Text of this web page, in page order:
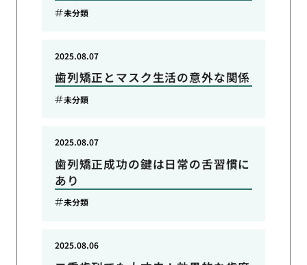
未分類
歯列矯正とマスク生活の意外な関係
2025.08.07
未分類
歯列矯正成功の鍵は日常の舌習慣に
あり
2025.08.07
未分類
2025.08.06